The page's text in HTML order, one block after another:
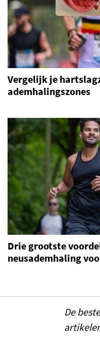
Vergelijk je
ademhalingszones
Drie grootste
neusademhaling
De